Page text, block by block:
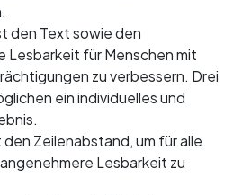
den Text sowie den
Lesbarkeit für Menschen mit
zu verbessern. Drei
ein individuelles und
Zeilenabstand, um für alle
Lesbarkeit zu